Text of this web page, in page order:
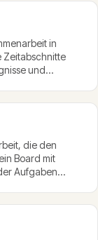
in
Zeitabschnitte
und
die den
Board mit
Aufgaben